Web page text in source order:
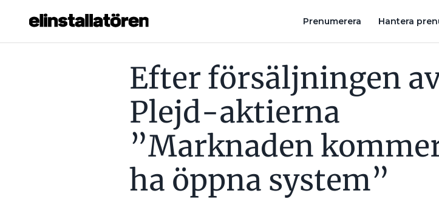
Prenumerera Hantera
Hantera prenumeration
Efter försäljningen
Plejd-aktierna
”Marknaden
ha öppna system”
EFTER FÖRSÄLJNINGEN AV PLEJD-AKTIERNA ”MARKNADEN KOMMER VILJA HA ÖPPNA SYSTEM”